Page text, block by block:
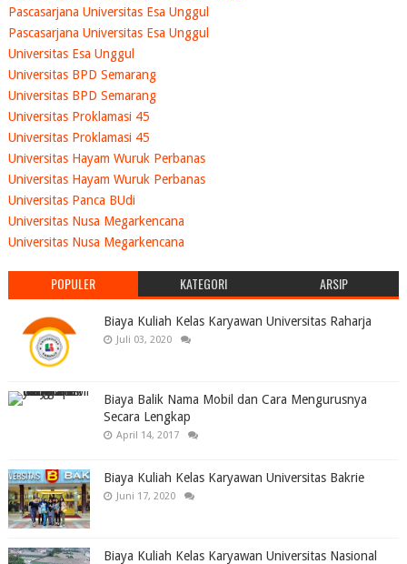
Pascasarjana Universitas Esa Unggul
Pascasarjana Universitas Esa Unggul
Universitas Esa Unggul
Universitas BPD Semarang
Universitas BPD Semarang
Universitas Proklamasi 45
Universitas Proklamasi 45
Universitas Hayam Wuruk Perbanas
Universitas Hayam Wuruk Perbanas
Universitas Panca BUdi
Universitas Nusa Megarkencana
Universitas Nusa Megarkencana
POPULER KATEGORI ARSIP
Biaya Kuliah Kelas Karyawan Universitas Raharja
Juli 03, 2020
Biaya Balik Nama Mobil dan Cara Mengurusnya
Secara Lengkap
April 14, 2017
Biaya Kuliah Kelas Karyawan Universitas Bakrie
Juni 17, 2020
Biaya Kuliah Kelas Karyawan Universitas Nasional